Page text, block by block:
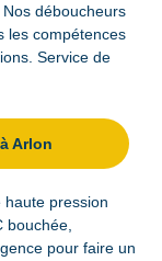
déboucheurs
les compétences
Service de
Arlon
pression
bouchée,
pour faire un